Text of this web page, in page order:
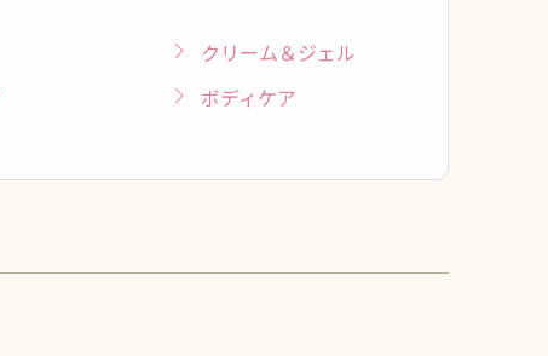
クリーム＆ジェル
ボディケア